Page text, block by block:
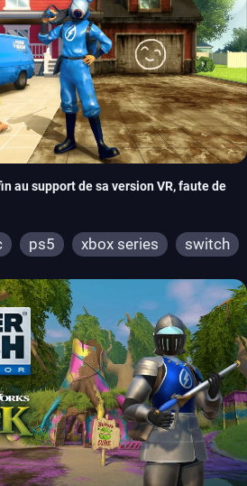
au support de sa version VR, faute de
ps5 xbox series
switch